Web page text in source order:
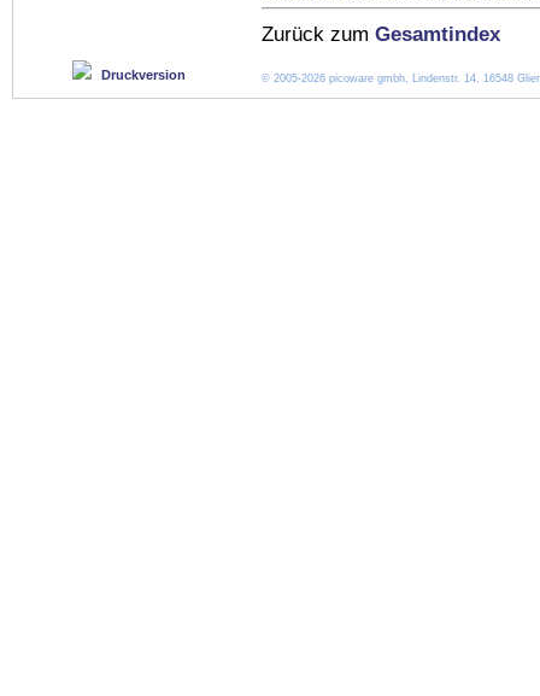
Zurück zum Gesamtindex
Druckversion © 2005-2026 picoware gmbh, Lindenstr. 14, 16548